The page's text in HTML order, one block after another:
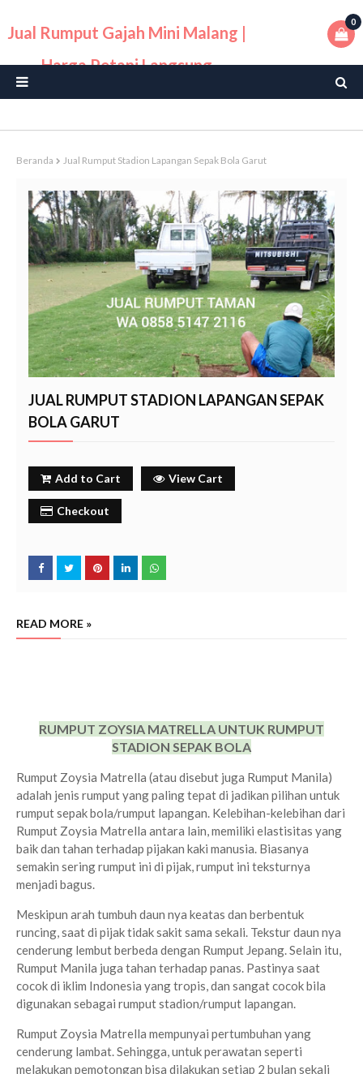
Jual Rumput Gajah Mini Malang |
Harga Petani Langsung
0
Beranda Jual Rumput Stadion Lapangan Sepak Bola Garut
JUAL RUMPUT STADION LAPANGAN SEPAK
BOLA GARUT
Add to Cart View Cart
Checkout
READ MORE »
RUMPUT ZOYSIA MATRELLA UNTUK RUMPUT
STADION SEPAK BOLA
Rumput Zoysia Matrella (atau disebut juga Rumput Manila)
adalah jenis rumput yang paling tepat di jadikan pilihan untuk
rumput sepak bola/rumput lapangan. Kelebihan-kelebihan dari
Rumput Zoysia Matrella antara lain, memiliki elastisitas yang
baik dan tahan terhadap pijakan kaki manusia. Biasanya
semakin sering rumput ini di pijak, rumput ini teksturnya
menjadi bagus.
Meskipun arah tumbuh daun nya keatas dan berbentuk
runcing, saat di pijak tidak sakit sama sekali. Tekstur daun nya
cenderung lembut berbeda dengan Rumput Jepang. Selain itu,
Rumput Manila juga tahan terhadap panas. Pastinya saat
cocok di iklim Indonesia yang tropis, dan sangat cocok bila
digunakan sebagai rumput stadion/rumput lapangan.
Rumput Zoysia Matrella mempunyai pertumbuhan yang
cenderung lambat. Sehingga, untuk perawatan seperti
melakukan pemotongan bisa dilakukan setiap 2 bulan sekali